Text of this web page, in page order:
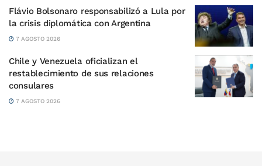
Flávio Bolsonaro responsabilizó a Lula por
la crisis diplomática con Argentina
7 AGOSTO 2026
Chile y Venezuela oficializan el
restablecimiento de sus relaciones
consulares
7 AGOSTO 2026